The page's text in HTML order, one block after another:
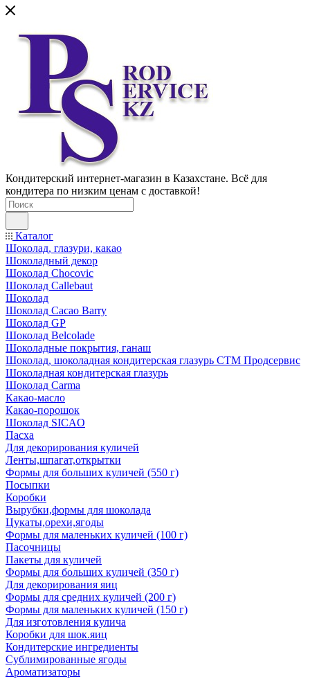
Кондитерский интернет-магазин в Казахстане. Всё для
кондитера по низким ценам с доставкой!
Каталог
Шоколад, глазури, какао
Шоколадный декор
Шоколад Chocovic
Шоколад Callebaut
Шоколад
Шоколад Cacao Barry
Шоколад GP
Шоколад Belcolade
Шоколадные покрытия, ганаш
Шоколад, шоколадная кондитерская глазурь СТМ Продсервис
Шоколадная кондитерская глазурь
Шоколад Carma
Какао-масло
Какао-порошок
Шоколад SICAO
Пасха
Для декорирования куличей
Ленты,шпагат,открытки
Формы для больших куличей (550 г)
Посыпки
Коробки
Вырубки,формы для шоколада
Цукаты,орехи,ягоды
Формы для маленьких куличей (100 г)
Пасочницы
Пакеты для куличей
Формы для больших куличей (350 г)
Для декорирования яиц
Формы для средних куличей (200 г)
Формы для маленьких куличей (150 г)
Для изготовления кулича
Коробки для шок.яиц
Кондитерские ингредиенты
Сублимированные ягоды
Ароматизаторы